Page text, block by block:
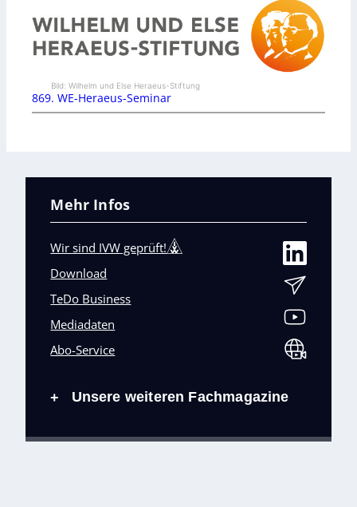
Bild: Wilhelm und Else Heraeus-Stiftung
869. WE-Heraeus-Seminar
Mehr Infos
Wir sind IVW geprüft!
Download
TeDo Business
Mediadaten
Abo-Service
+ Unsere weiteren Fachmagazine